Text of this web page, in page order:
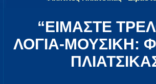
“ΕΙΜΑΣΤΕ
ΛΟΓΙΑ-ΜΟΥΣΙΚΗ: